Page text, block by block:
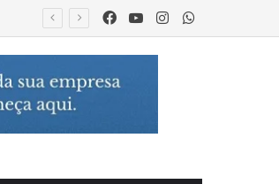
Facebook
YouTubeInstagram